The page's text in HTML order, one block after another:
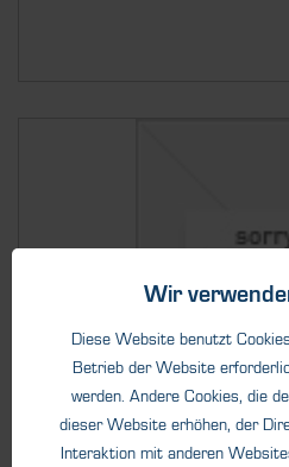
go-digital Praxisbericht
Wir
Diese Website benutzt
Betrieb der Website
werden. Andere Cookies, die
dieser Website erhöhen, der
Interaktion mit anderen